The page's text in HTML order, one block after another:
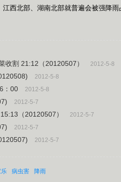
西北部、湖南北部就普遍会被强降
收割 21:12（20120507）
2012-5-8
2012-5-8
：00 2012-5-8
2012-5-7
（20120507） 2012-5-7
2012-5-7
2012-5-7
病虫害 降雨